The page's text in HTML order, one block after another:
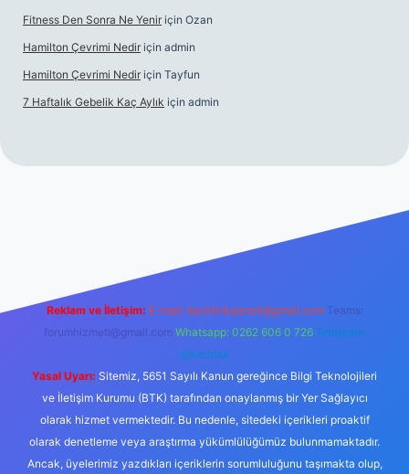
Fitness Den Sonra Ne Yenir için Ozan
Hamilton Çevrimi Nedir için admin
Hamilton Çevrimi Nedir için Tayfun
7 Haftalık Gebelik Kaç Aylık için admin
Reklam ve İletişim: E-mail: backlinkpaneli@gmail.com Teams:
forumhizmeti@gmail.com Whatsapp: 0262 606 0 726 Telegram:
@karabul
Yasal Uyarı: Sitemiz, 5651 Sayılı Kanun gereğince Bilgi Teknolojileri
ve İletişim Kurumu (BTK) tarafından onaylanmış bir Yer Sağlayıcı
olarak hizmet vermektedir. Bu nedenle, sitedeki içerikleri proaktif
olarak denetleme veya araştırma yükümlülüğümüz bulunmamaktadır.
Ancak, üyelerimiz yazdıkları içeriklerin sorumluluğunu taşımakta olup,